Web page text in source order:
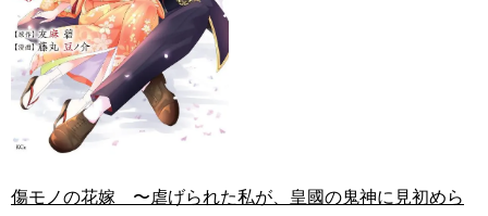
傷モノの花嫁 〜虐げられた私が、皇國の鬼神に見初めら